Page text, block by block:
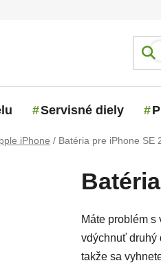
Servisné diely
iPhone / Batéria pre iPhone SE
Máte problém
vdýchnuť druhý
takže sa